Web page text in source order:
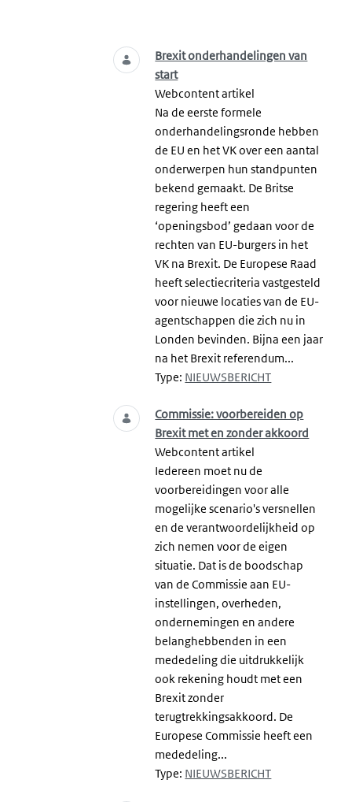
Brexit onderhandelingen van
start
Webcontent artikel
Na de eerste formele
onderhandelingsronde hebben
de EU en het VK over een aantal
onderwerpen hun standpunten
bekend gemaakt. De Britse
regering heeft een
‘openingsbod’ gedaan voor de
rechten van EU-burgers in het
VK na Brexit. De Europese Raad
heeft selectiecriteria vastgesteld
voor nieuwe locaties van de EU-
agentschappen die zich nu in
Londen bevinden. Bijna een jaar
na het Brexit referendum...
Type: NIEUWSBERICHT
Commissie: voorbereiden op
Brexit met en zonder akkoord
Webcontent artikel
Iedereen moet nu de
voorbereidingen voor alle
mogelijke scenario's versnellen
en de verantwoordelijkheid op
zich nemen voor de eigen
situatie. Dat is de boodschap
van de Commissie aan EU-
instellingen, overheden,
ondernemingen en andere
belanghebbenden in een
mededeling die uitdrukkelijk
ook rekening houdt met een
Brexit zonder
terugtrekkingsakkoord. De
Europese Commissie heeft een
mededeling...
Type: NIEUWSBERICHT